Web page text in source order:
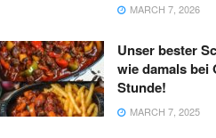
MARCH 7, 2026
Unser bester
wie damals bei
Stunde!
MARCH 7, 2025